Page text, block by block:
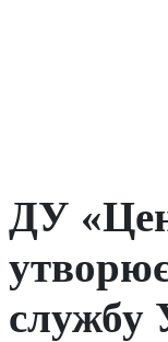
ДУ
службу